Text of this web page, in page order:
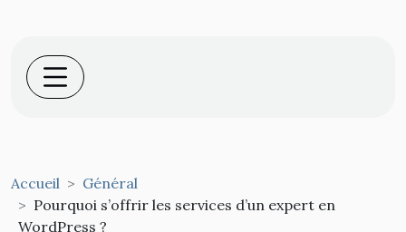
Accueil
Général
Pourquoi s’offrir les services d’un expert en
WordPress ?